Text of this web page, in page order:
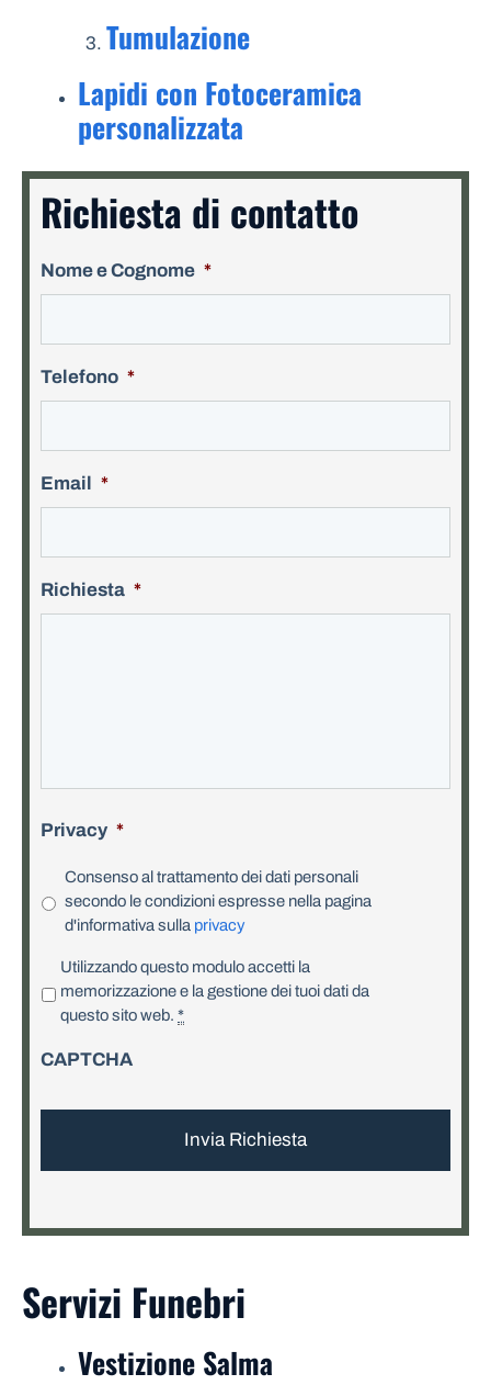
Tumulazione
Lapidi con Fotoceramica
personalizzata
Richiesta di contatto
Nome e Cognome *
Telefono *
Email *
Richiesta *
Privacy *
Consenso al trattamento dei dati personali
secondo le condizioni espresse nella pagina
d'informativa sulla privacy
r
a
y
Utilizzando questo modulo accetti la
memorizzazione e la gestione dei tuoi dati da
questo sito web. *
CAPTCHA
Servizi Funebri
Vestizione Salma